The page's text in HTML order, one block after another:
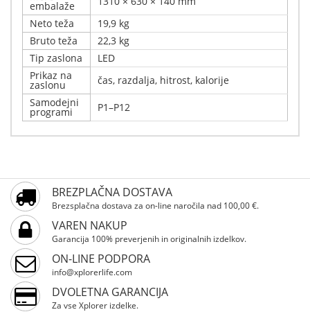
embalaže
Neto teža
19,9 kg
Bruto teža
22,3 kg
Tip zaslona
LED
Prikaz na
zaslonu
čas, razdalja, hitrost, kalorije
Samodejni
programi P1–P12
Samo registrirani uporabniki lahko pišejo ocene.
Prosimo, registrirajte se
Tekalna steza Xplorer Panther je kompaktna in praktična
tekalna steza za vadbo doma. Opremljena je z
zmogljivim motorjem z močjo 2,5 KM, nastavljivo hitrostjo
od 1 do 12 km/h ter preglednim LED-zaslonom, ki
prikazuje čas, razdaljo, hitrost in porabljene kalorije.
Zaradi 12 samodejnih programov vadbe, zložljive
zasnove in največje dovoljene teže uporabnika 100 kg je
idealna za hojo in lahek tek.
BREZPLAČNA DOSTAVA
Brezsplačna dostava za on-line naročila nad 100,00 €.
VAREN NAKUP
Garancija 100% preverjenih in originalnih izdelkov.
ON-LINE PODPORA
info@xplorerlife.com
DVOLETNA GARANCIJA
Za vse Xplorer izdelke.